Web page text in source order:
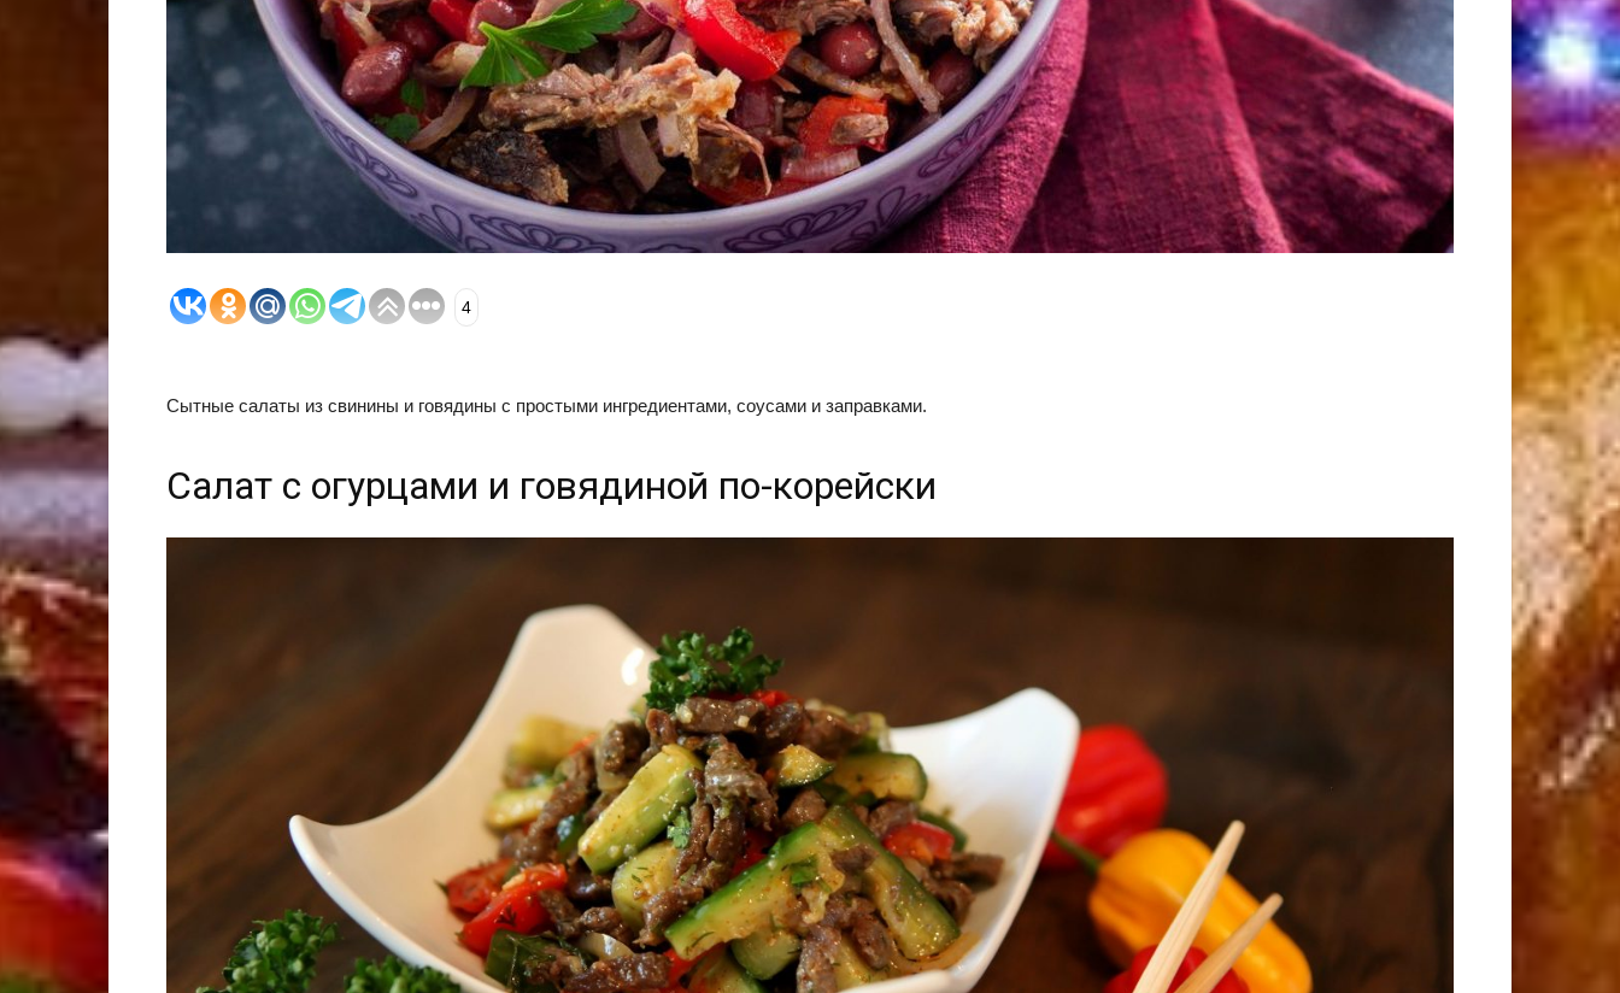
4
Сытные салаты из свинины и говядины с простыми ингредиентами, соусами и заправками.
Салат с огурцами и говядиной по-корейски